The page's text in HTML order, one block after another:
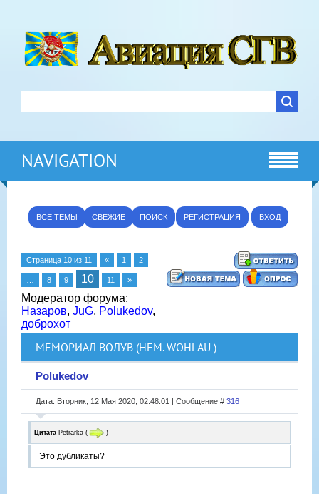
NAVIGATION
ВСЕ ТЕМЫ СВЕЖИЕ ПОИСК РЕГИСТРАЦИЯ ВХОД
Страница 10 из 11 « 1 2
8 9 10 11 »
Модератор форума:
Назаров, JuG, Polukedov,
доброхот
МЕМОРИАЛ ВОЛУВ (НЕМ. WOHLAU )
Polukedov
Дата: Вторник, 12 Мая 2020, 02:48:01 | Сообщение # 316
Цитата Petrarka ( )
Это дубликаты?